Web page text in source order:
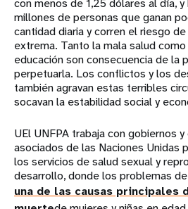
con menos de 1,25 dólares al día, y
millones de personas que ganan
cantidad diaria y corren el riesgo
extrema. Tanto la mala salud
educación son consecuencia de la
perpetuarla. Los conflictos y los
también agravan estas terribles
socavan la estabilidad social y
UEl UNFPA trabaja con gobiernos
asociados de las Naciones Unidas
los servicios de salud sexual y
desarrollo, donde los problemas
una de las causas principales